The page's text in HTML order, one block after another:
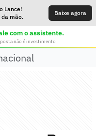
Lance!
mão.
Baixe agora
com o assistente.
não é investimento